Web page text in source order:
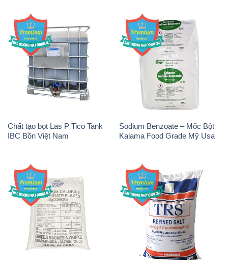
Chất tạo bọt Las P Tico Tank
IBC Bồn Việt Nam
Sodium Benzoate – Mốc Bột
Kalama Food Grade Mỹ Usa